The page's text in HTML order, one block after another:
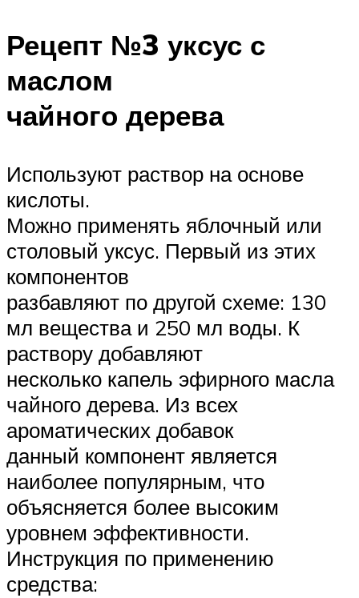
Рецепт №3 уксус с
маслом
чайного дерева
Используют раствор на основе
кислоты.
Можно применять яблочный или
столовый уксус. Первый из этих
компонентов
разбавляют по другой схеме: 130
мл вещества и 250 мл воды. К
раствору добавляют
несколько капель эфирного масла
чайного дерева. Из всех
ароматических добавок
данный компонент является
наиболее популярным, что
объясняется более высоким
уровнем эффективности.
Инструкция по применению
средства: